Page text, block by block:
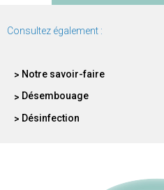
Consultez également :
Notre savoir-faire
Désembouage
Désinfection